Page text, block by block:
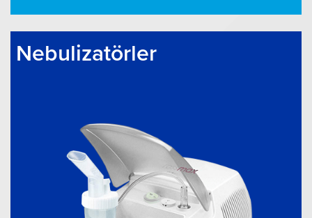
Nebulizatörler